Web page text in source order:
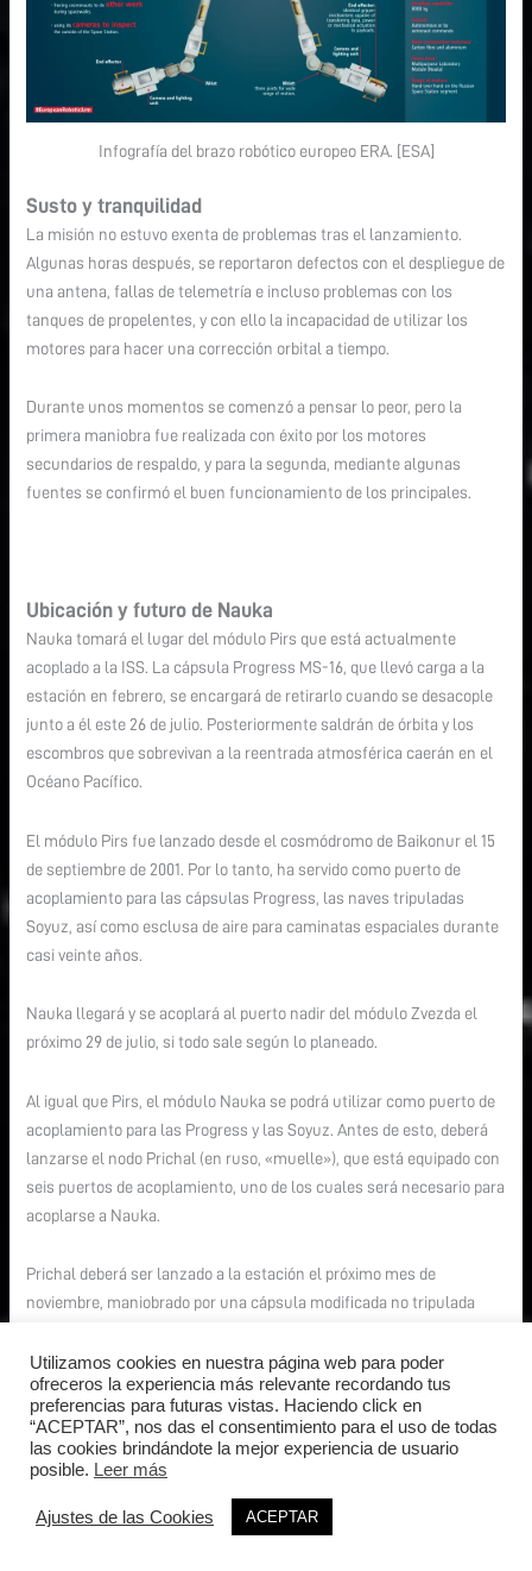
Infografía del brazo robótico europeo ERA. [ESA]
Susto y tranquilidad
La misión no estuvo exenta de problemas tras el lanzamiento.
Algunas horas después, se reportaron defectos con el despliegue de
una antena, fallas de telemetría e incluso problemas con los
tanques de propelentes, y con ello la incapacidad de utilizar los
motores para hacer una corrección orbital a tiempo.
Durante unos momentos se comenzó a pensar lo peor, pero la
primera maniobra fue realizada con éxito por los motores
secundarios de respaldo, y para la segunda, mediante algunas
fuentes se confirmó el buen funcionamiento de los principales.
Ubicación y futuro de Nauka
Nauka tomará el lugar del módulo Pirs que está actualmente
acoplado a la ISS. La cápsula Progress MS-16, que llevó carga a la
estación en febrero, se encargará de retirarlo cuando se desacople
junto a él este 26 de julio. Posteriormente saldrán de órbita y los
escombros que sobrevivan a la reentrada atmosférica caerán en el
Océano Pacífico.
El módulo Pirs fue lanzado desde el cosmódromo de Baikonur el 15
de septiembre de 2001. Por lo tanto, ha servido como puerto de
acoplamiento para las cápsulas Progress, las naves tripuladas
Soyuz, así como esclusa de aire para caminatas espaciales durante
casi veinte años.
Nauka llegará y se acoplará al puerto nadir del módulo Zvezda el
próximo 29 de julio, si todo sale según lo planeado.
Al igual que Pirs, el módulo Nauka se podrá utilizar como puerto de
acoplamiento para las Progress y las Soyuz. Antes de esto, deberá
lanzarse el nodo Prichal (en ruso, «muelle»), que está equipado con
seis puertos de acoplamiento, uno de los cuales será necesario para
acoplarse a Nauka.
Prichal deberá ser lanzado a la estación el próximo mes de
noviembre, maniobrado por una cápsula modificada no tripulada
Animación y ficha de lanzamiento
A continuación, unvídeo
Utilizamos cookies en nuestra página web para poder
ofreceros la experiencia más relevante recordando tus
preferencias para futuras vistas. Haciendo click en
“ACEPTAR”, nos das el consentimiento para el uso de todas
las cookies brindándote la mejor experiencia de usuario
posible. Leer más
Ajustes de las Cookies ACEPTAR